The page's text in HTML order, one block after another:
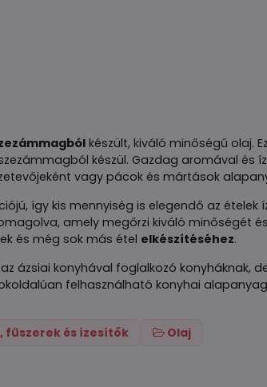
készült, kiváló minőségű olaj.
készül. Gazdag aromával és
vagy pácok és mártások
így kis mennyiség is elegendő az
amely megőrzi kiváló minőségét
és még sok más étel elkészítéséhez.
ázsiai konyhával foglalkozó konyháknak,
felhasználható konyhai
fűszerek és ízesítők Olaj